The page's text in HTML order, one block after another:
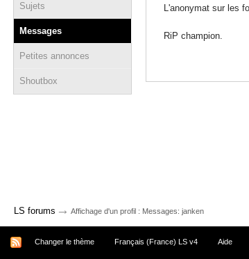
Sujets
Messages
Petites annonces
Shoutbox
L'anonymat sur les
RiP champion.
LS forums → Affichage d'un profil : Messages: janken
Changer le thème Français (France) LS v4 Aide